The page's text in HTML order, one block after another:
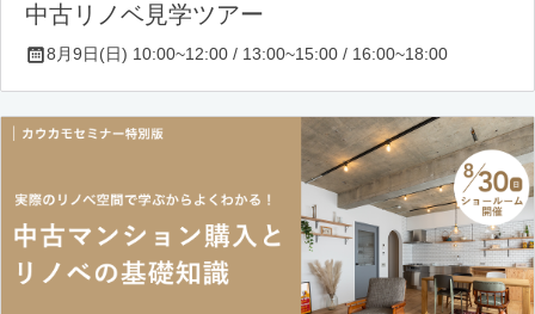
中古リノベ見学ツアー
8月9日(日) 10:00~12:00 / 13:00~15:00 / 16:00~18:00